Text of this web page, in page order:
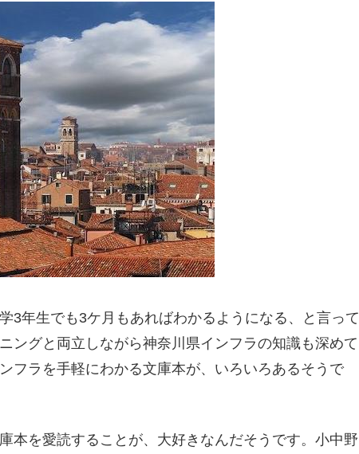
3年生でも3ケ月もあればわかるようになる、と言って
ングと両立しながら神奈川県インフラの知識も深めて
フラを手軽にわかる文庫本が、いろいろあるそうで
本を愛読することが、大好きなんだそうです。小中野